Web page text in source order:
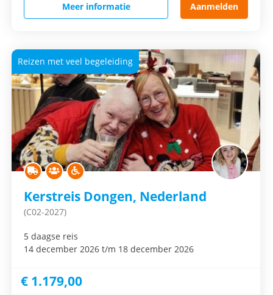
Meer informatie Aanmelden
Reizen met veel begeleiding
Kerstreis Dongen, Nederland
(C02-2027)
5 daagse reis
14 december 2026 t/m 18 december 2026
€ 1.179,00